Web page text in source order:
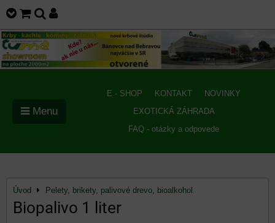
E - SHOP KONTAKT
NOVINKY
EXOTICKÁ ZÁHRADA
FAQ - otázky a odpovede
Menu
Úvod Pelety, brikety, palivové drevo, bioalkohol
Biopalivo 1 liter